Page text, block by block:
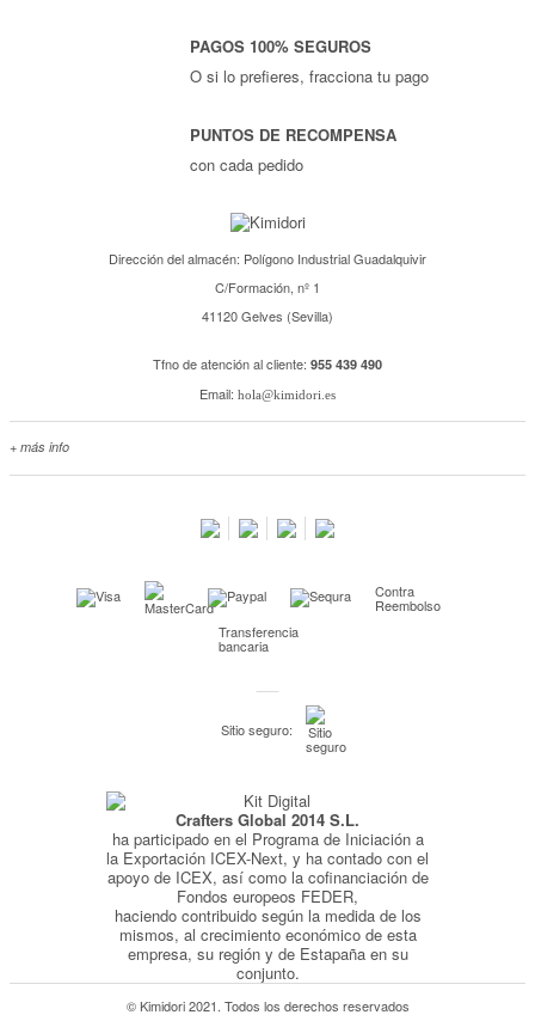
PAGOS 100% SEGUROS
O si lo prefieres, fracciona tu pago
PUNTOS DE RECOMPENSA
con cada pedido
Dirección del almacén: Polígono Industrial Guadalquivir
C/Formación, nº 1
41120 Gelves (Sevilla)
Tfno de atención al cliente: 955 439 490
Email: hola@kimidori.es
+ más info
Kimidori PRINT, nuestro servicio de impresión de fotos
Pago seguro y financiación
Condiciones generales de Compra
Política de Privacidad
Política de Cookies
Contra
Reembolso
Transferencia
bancaria
Sitio seguro:
Crafters Global 2014 S.L.
ha participado en el Programa de Iniciación a
la Exportación ICEX-Next, y ha contado con el
apoyo de ICEX, así como la cofinanciación de
Fondos europeos FEDER,
haciendo contribuido según la medida de los
mismos, al crecimiento económico de esta
empresa, su región y de Estapaña en su
conjunto.
© Kimidori 2021. Todos los derechos reservados